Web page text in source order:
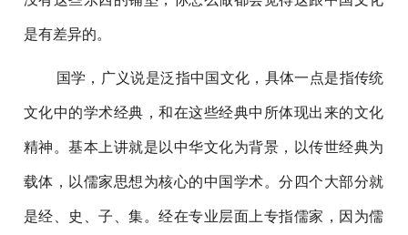
是有差异的。
国学，广义说是泛指中国文化，具体一点是指传统
文化中的学术经典，和在这些经典中所体现出来的文化
精神。基本上讲就是以中华文化为背景，以传世经典为
载体，以儒家思想为核心的中国学术。分四个大部分就
是经、史、子、集。经在专业层面上专指儒家，因为儒